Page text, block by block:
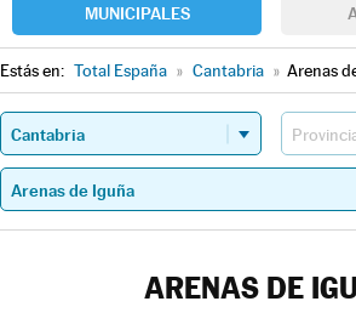
MUNICIPALES
Estás en: Total España » Cantabria » Arenas
ARENAS DE